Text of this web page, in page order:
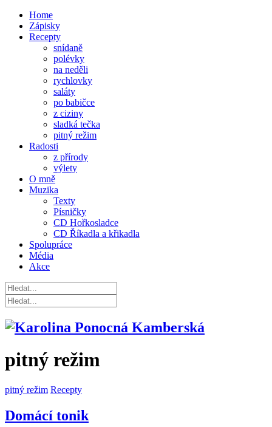
Home
Zápisky
Recepty
snídaně
polévky
na neděli
rychlovky
saláty
po babičce
z ciziny
sladká tečka
pitný režim
Radosti
z přírody
výlety
O mně
Muzika
Texty
Písničky
CD Hořkosladce
CD Říkadla a křikadla
Spolupráce
Média
Akce
pitný režim
pitný režim Recepty
Domácí tonik